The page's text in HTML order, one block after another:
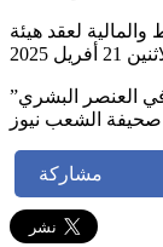
العامة للتخطيط والمالية لعقد هيئة
في العنصر البشري”
مشاركة